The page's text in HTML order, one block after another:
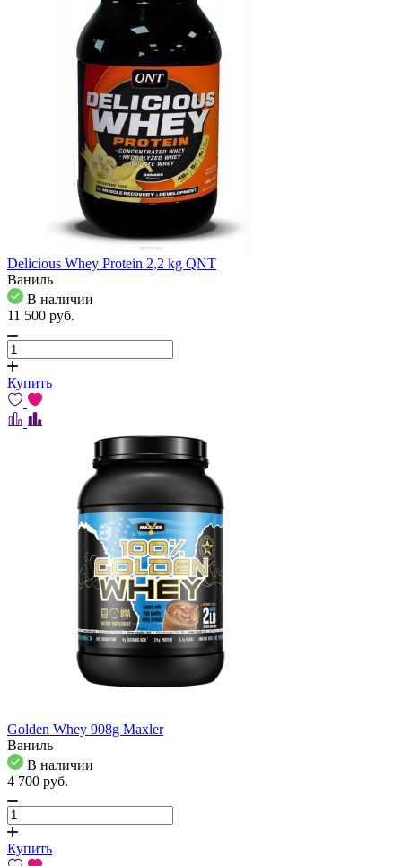
Delicious Whey Protein 2,2 kg QNT
Ваниль
В наличии
11 500 pуб.
Купить
Golden Whey 908g Maxler
Ваниль
В наличии
4 700 pуб.
Купить